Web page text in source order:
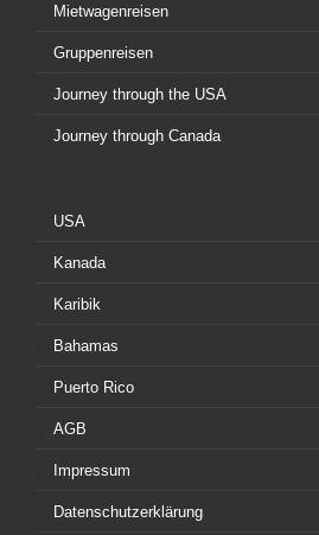
Mietwagenreisen
Gruppenreisen
Journey through the USA
Journey through Canada
USA
Kanada
Karibik
Bahamas
Puerto Rico
AGB
Impressum
Datenschutzerklärung